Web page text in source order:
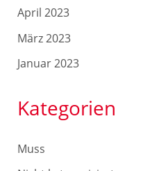
April 2023
März 2023
Januar 2023
Kategorien
Muss